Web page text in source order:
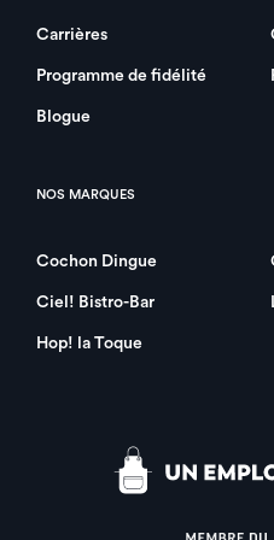
Carrières
Programme de fidélité
Blogue
NOS MARQUES
Cochon Dingue
Ciel! Bistro-Bar
Hop! la Toque